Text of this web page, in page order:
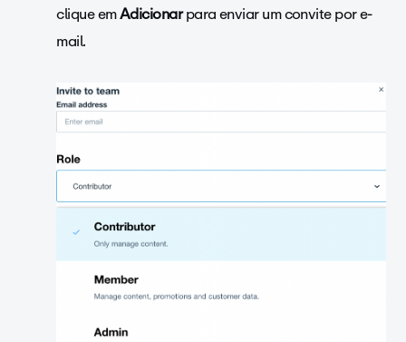
clique emAdicionarpara enviar um convite por e-
mail.